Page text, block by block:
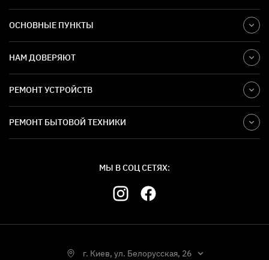
ОСНОВНЫЕ ПУНКТЫ
НАМ ДОВЕРЯЮТ
РЕМОНТ УСТРОЙСТВ
РЕМОНТ БЫТОВОЙ ТЕХНИКИ
МЫ В СОЦ СЕТЯХ:
г. Киев, ул. Белорусская, 26